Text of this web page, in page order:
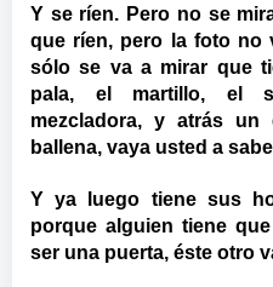
Y se ríen. Pero no se
que ríen, pero la foto no
sólo se va a mirar que
pala, el martillo, el
mezcladora, y atrás
ballena, vaya usted a
Y ya luego tiene sus
porque alguien tiene
ser una puerta, éste otro